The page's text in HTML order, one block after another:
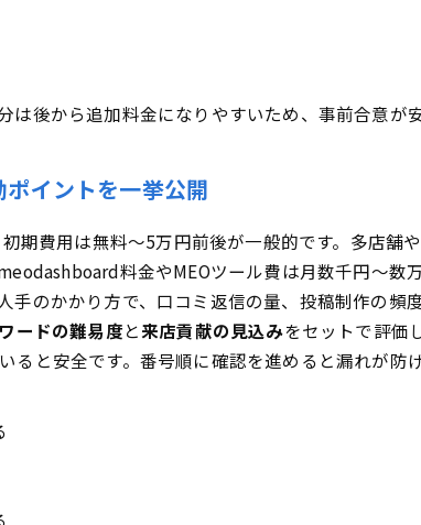
後から追加料金になりやすいため、事前合意が安
イントを一挙公開
期費用は無料〜5万円前後が一般的です。多店舗
料金やMEOツール費は月数千円〜数
のかかり方で、口コミ返信の量、投稿制作の頻
ードの難易度と来店貢献の見込みをセットで評価
ると安全です。番号順に確認を進めると漏れが防げ